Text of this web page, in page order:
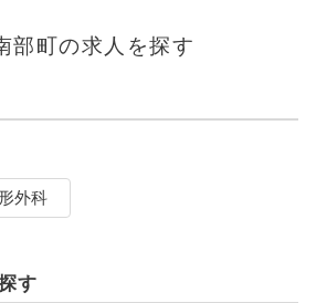
部町の求人を探す
外科
す